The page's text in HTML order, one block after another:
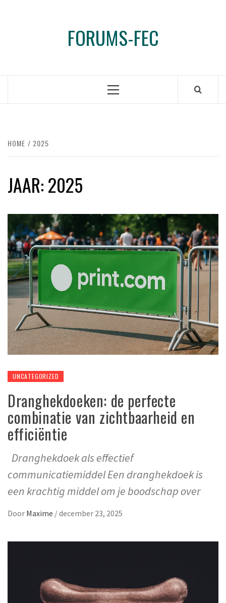
FORUMS-FEC
Primair
HOME 2025
JAAR:2025
UNCATEGORIZED
Dranghekdoeken: de perfecte
combinatie van zichtbaarheid en
efficiëntie
Dranghekdoek als effectief
communicatiemiddel Een dranghekdoek is
een krachtig middel om je boodschap over
Door Maxime /december 23, 2025